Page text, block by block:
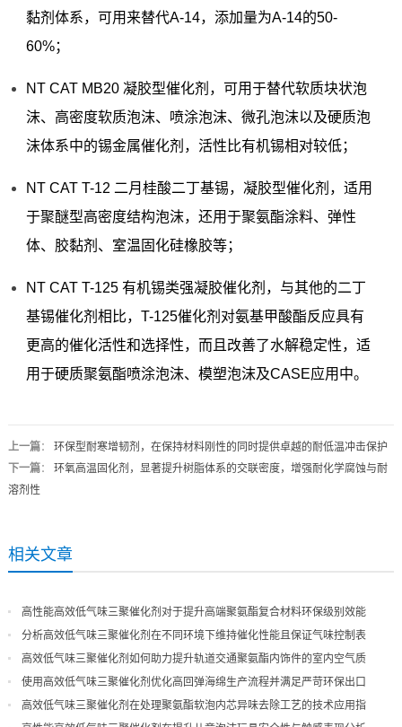
黏剂体系，可用来替代A-14，添加量为A-14的50-
60%；
NT CAT MB20 凝胶型催化剂，可用于替代软质块状泡
沫、高密度软质泡沫、喷涂泡沫、微孔泡沫以及硬质泡
沫体系中的锡金属催化剂，活性比有机锡相对较低；
NT CAT T-12 二月桂酸二丁基锡，凝胶型催化剂，适用
于聚醚型高密度结构泡沫，还用于聚氨酯涂料、弹性
体、胶黏剂、室温固化硅橡胶等；
NT CAT T-125 有机锡类强凝胶催化剂，与其他的二丁
基锡催化剂相比，T-125催化剂对氨基甲酸酯反应具有
更高的催化活性和选择性，而且改善了水解稳定性，适
用于硬质聚氨酯喷涂泡沫、模塑泡沫及CASE应用中。
上一篇： 环保型耐寒增韧剂，在保持材料刚性的同时提供卓越的耐低温冲击保护
下一篇： 环氧高温固化剂，显著提升树脂体系的交联密度，增强耐化学腐蚀与耐
溶剂性
相关文章
高性能高效低气味三聚催化剂对于提升高端聚氨酯复合材料环保级别效能
分析高效低气味三聚催化剂在不同环境下维持催化性能且保证气味控制表
现
高效低气味三聚催化剂如何助力提升轨道交通聚氨酯内饰件的室内空气质
量
使用高效低气味三聚催化剂优化高回弹海绵生产流程并满足严苛环保出口
高效低气味三聚催化剂在处理聚氨酯软泡内芯异味去除工艺的技术应用指